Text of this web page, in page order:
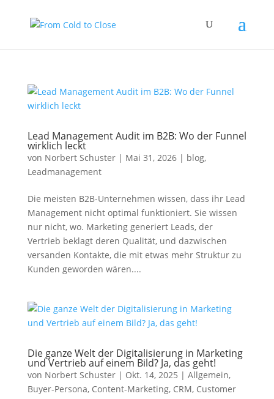
Lead Management Audit im B2B: Wo der Funnel
wirklich leckt
von Norbert Schuster| Mai 31, 2026| blog,
Leadmanagement
Die meisten B2B-Unternehmen wissen, dass ihr Lead
Management nicht optimal funktioniert. Sie wissen
nur nicht, wo. Marketing generiert Leads, der
Vertrieb beklagt deren Qualität, und dazwischen
versanden Kontakte, die mit etwas mehr Struktur zu
Kunden geworden wären....
Die ganze Welt der Digitalisierung in Marketing
und Vertrieb auf einem Bild? Ja, das geht!
von Norbert Schuster| Okt. 14, 2025 | Allgemein,
Buyer-Persona, Content-Marketing, CRM, Customer